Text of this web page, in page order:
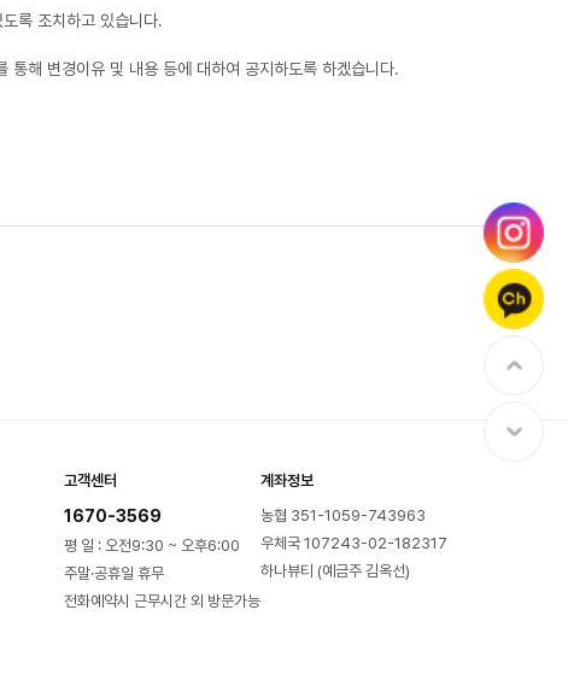
록 조치하고 있습니다.
통해 변경이유 및 내용 등에 대하여 공지하도록 하겠습니다.
고객센터
1670-3569
평 일 : 오전9:30 ~ 오후6:00
주말·공휴일 휴무
전화예약시 근무시간 외 방문가능
계좌정보
농협 351-1059-743963
우체국 107243-02-182317
하나뷰티 (예금주 김옥선)